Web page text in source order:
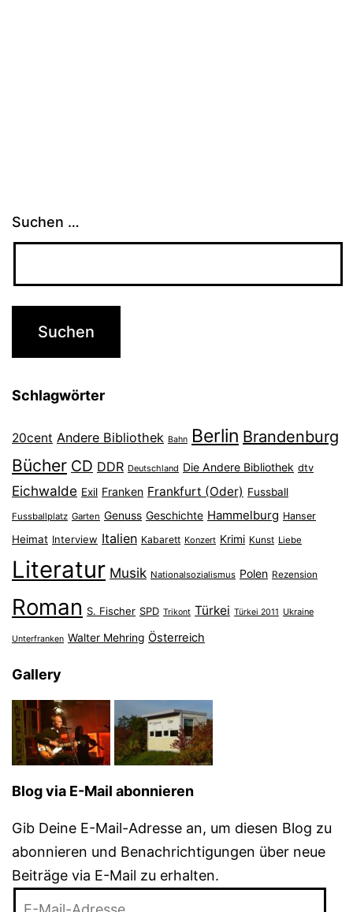
Suchen …
Schlagwörter
20cent Andere Bibliothek Bahn Berlin Brandenburg
Bücher CD DDR Deutschland Die Andere Bibliothek dtv
Eichwalde Exil Franken Frankfurt (Oder) Fussball
Fussballplatz Garten Genuss Geschichte Hammelburg Hanser
Heimat Interview Italien Kabarett Konzert Krimi Kunst Liebe
Literatur Musik Nationalsozialismus Polen Rezension
Roman S. Fischer SPD Trikont Türkei Türkei 2011 Ukraine
Unterfranken Walter Mehring Österreich
Gallery
Blog via E-Mail abonnieren
Gib Deine E-Mail-Adresse an, um diesen Blog zu
abonnieren und Benachrichtigungen über neue
Beiträge via E-Mail zu erhalten.